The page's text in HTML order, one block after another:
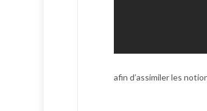
afin d’assimiler les